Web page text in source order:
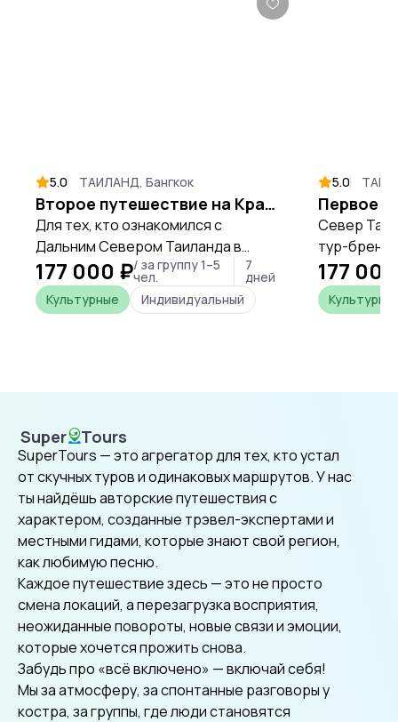
5.0 ТАИЛАНД, Бангкок
Второе путешествие на Крайний Север
Для тех, кто ознакомился с
Дальним Севером Таиланда в
рамках Первого тура, либо для тех,
кому просто нравится
путешествовать по Таиланду в
Нан, Пхаяо, Мехонгсон и Лампун-
177 000 ₽/ за группу 1–5
чел.
7
дней
Культурные
Индивидуальный
5.0
Север
тур-
"Чёрный
уделяется
общем же
177
Super Tours
SuperTours
SuperTours — это агрегатор для тех, кто устал
от скучных туров и одинаковых маршрутов. У нас
ты найдёшь авторские путешествия с
характером, созданные трэвел-экспертами и
местными гидами, которые знают свой регион,
как любимую песню.
Каждое путешествие здесь — это не просто
смена локаций, а перезагрузка восприятия,
неожиданные повороты, новые связи и эмоции,
которые хочется прожить снова.
Забудь про «всё включено» — включай себя!
Мы за атмосферу, за спонтанные разговоры у
костра, за группы, где люди становятся